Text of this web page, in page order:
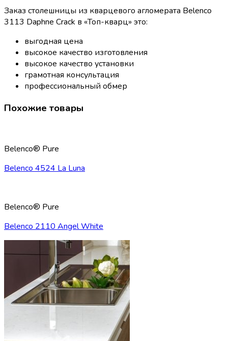
Заказ столешницы из кварцевого агломерата Belenco
3113 Daphne Crack в «Топ-кварц» это:
выгодная цена
высокое качество изготовления
высокое качество установки
грамотная консультация
профессиональный обмер
Похожие товары
Belenco® Pure
Belenco 4524 La Luna
Belenco® Pure
Belenco 2110 Angel White